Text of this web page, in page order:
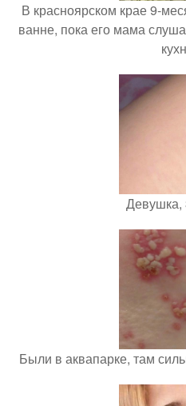
В красноярском крае 9-
ванне, пока его мама
Девушка,
Были в аквапарке, там